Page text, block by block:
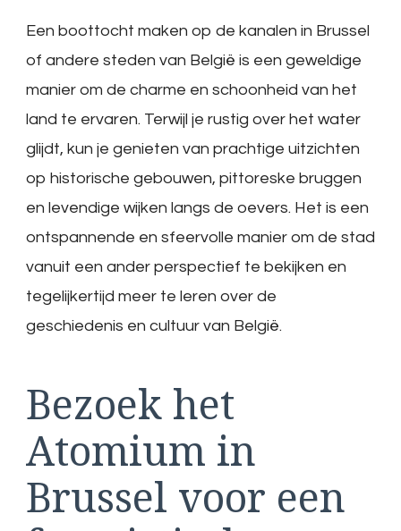
Een boottocht maken op de kanalen in Brussel
of andere steden van België is een geweldige
manier om de charme en schoonheid van het
land te ervaren. Terwijl je rustig over het water
glijdt, kun je genieten van prachtige uitzichten
op historische gebouwen, pittoreske bruggen
en levendige wijken langs de oevers. Het is een
ontspannende en sfeervolle manier om de stad
vanuit een ander perspectief te bekijken en
tegelijkertijd meer te leren over de
geschiedenis en cultuur van België.
Bezoek het
Atomium in
Brussel voor een